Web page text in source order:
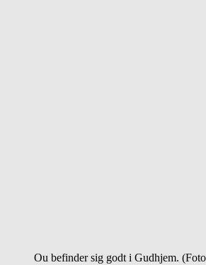
Ou befinder sig godt i Gudhjem.